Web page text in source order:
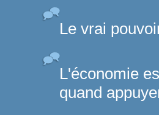
Le vrai
L'économie
quand